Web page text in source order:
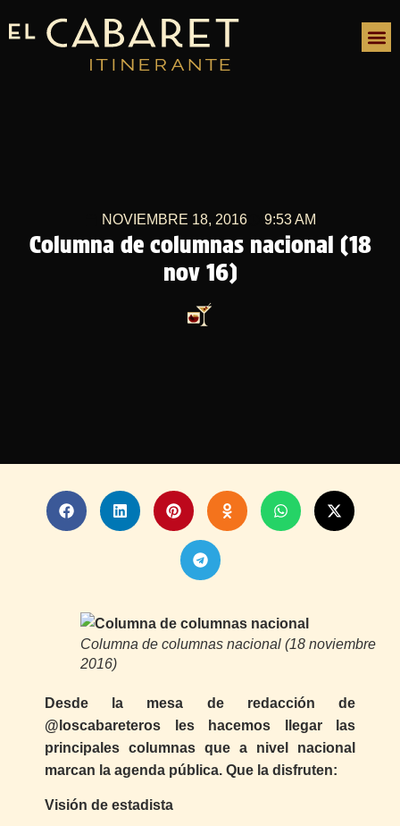
Columna de columnas nacional (18
nov 16)
NOVIEMBRE 18, 2016 9:53 AM
Columna de columnas nacional (18 noviembre
2016)
Desde la mesa de redacción de
@loscabareteros les hacemos llegar las
principales columnas que a nivel nacional
marcan la agenda pública. Que la disfruten:
Visión de estadista